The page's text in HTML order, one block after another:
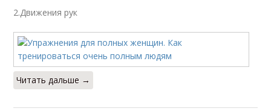
2.Движения рук
Читать дальше →